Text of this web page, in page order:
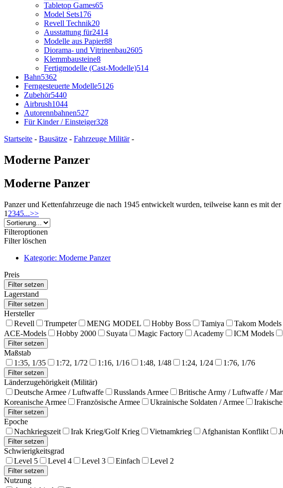
Tabletop Games65
Model Sets176
Revell Technik20
Ausstattung für2414
Modelle aus Papier88
Diorama- und Vitrinenbau2605
Klemmbausteine8
Fertigmodelle (Cast-Modelle)514
Bahn5362
Ferngesteuerte Modelle5126
Zubehör5440
Airbrush1044
Autorennbahnen527
Für Kinder / Einsteiger328
Startseite - Bausätze - Fahrzeuge Militär-
Moderne Panzer
Moderne Panzer
Panzer und Kettenfahrzeuge die nach 1945 entwickelt wurden, teilweise kann es mit
1 2345...>>
Filteroptionen
Filter löschen
Kategorie: Moderne Panzer
Preis
Lagerstand
Hersteller
Revell
Trumpeter MENG MODEL Hobby Boss Tamiya Takom Models
ACE-Models
Hobby 2000 Suyata Magic Factory Academy ICM Models
Maßstab
1:35, 1/35
1:72, 1/72 1:16, 1/16 1:48, 1/48 1:24, 1/24 1:76, 1/76
Länderzugehörigkeit (Militär)
Deutsche Armee / Luftwaffe
Russlands Armee Britische Army / Luftwaffe /
Koreanische Armee
Französische Armee Ukrainische Soldaten / Armee
Epoche
Nachkriegszeit
Irak Krieg/Golf Krieg Vietnamkrieg Afghanistan Konflikt
Schwierigkeitsgrad
Level 5
Level 4 Level 3 Einfach Level 2
Nutzung